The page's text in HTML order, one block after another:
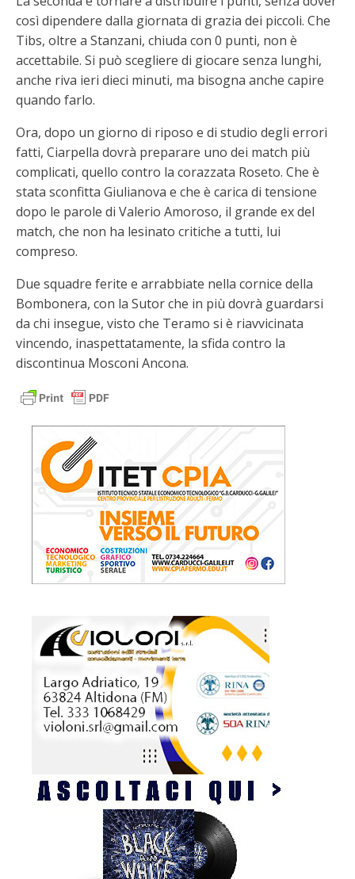
così dipendere dalla giornata di grazia dei piccoli. Che
Tibs, oltre a Stanzani, chiuda con 0 punti, non è
accettabile. Si può scegliere di giocare senza lunghi,
anche riva ieri dieci minuti, ma bisogna anche capire
quando farlo.
Ora, dopo un giorno di riposo e di studio degli errori
fatti, Ciarpella dovrà preparare uno dei match più
complicati, quello contro la corazzata Roseto. Che è
stata sconfitta Giulianova e che è carica di tensione
dopo le parole di Valerio Amoroso, il grande ex del
match, che non ha lesinato critiche a tutti, lui
compreso.
Due squadre ferite e arrabbiate nella cornice della
Bombonera, con la Sutor che in più dovrà guardarsi
da chi insegue, visto che Teramo si è riavvicinata
vincendo, inaspettatamente, la sfida contro la
discontinua Mosconi Ancona.